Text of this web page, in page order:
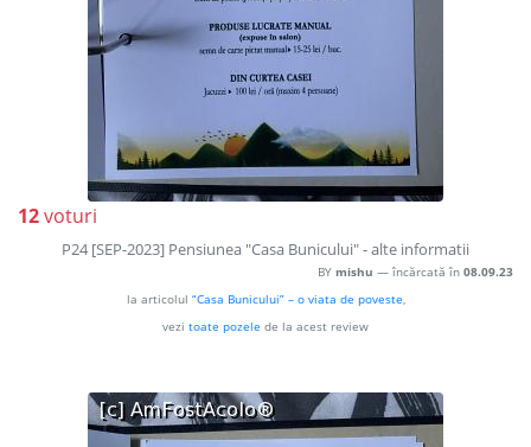
12voturi
P24 [SEP-2023] Pensiunea "Casa Bunicului" - alte informatii
BY mishu — încărcată în 08.09.23
la articolul “Casa Bunicului” – o viata de poveste,
vezi toate pozele de la acest review